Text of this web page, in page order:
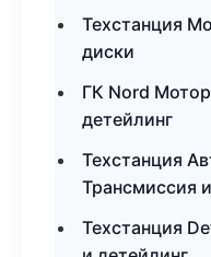
Техстанция
диски
ГК Nord
детейлинг
Техстанция
Трансмиссия
Техстанция